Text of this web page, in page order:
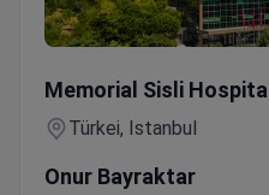
Memorial Sisli Hospital
Türkei, Istanbul
Onur Bayraktar